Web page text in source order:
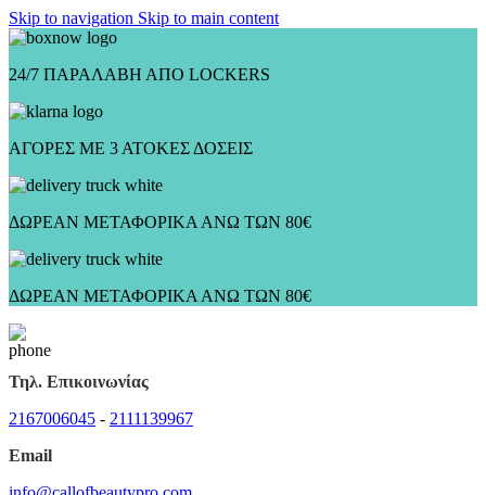
Skip to navigation Skip to main content
24/7 ΠΑΡΑΛΑΒΗ ΑΠΟ LOCKERS
ΑΓΟΡΕΣ ΜΕ 3 ΑΤΟΚΕΣ ΔΟΣΕΙΣ
ΔΩΡΕΑΝ ΜΕΤΑΦΟΡΙΚΑ ΑΝΩ ΤΩΝ 80€
ΔΩΡΕΑΝ ΜΕΤΑΦΟΡΙΚΑ ΑΝΩ ΤΩΝ 80€
Τηλ. Επικοινωνίας
2167006045 - 2111139967
Email